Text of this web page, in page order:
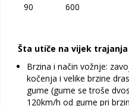
90 600
Šta utiče na vijek
Brzina i način vožnje:
kočenja i velike brzine
gume (gume se troše
120km/h od gume pri